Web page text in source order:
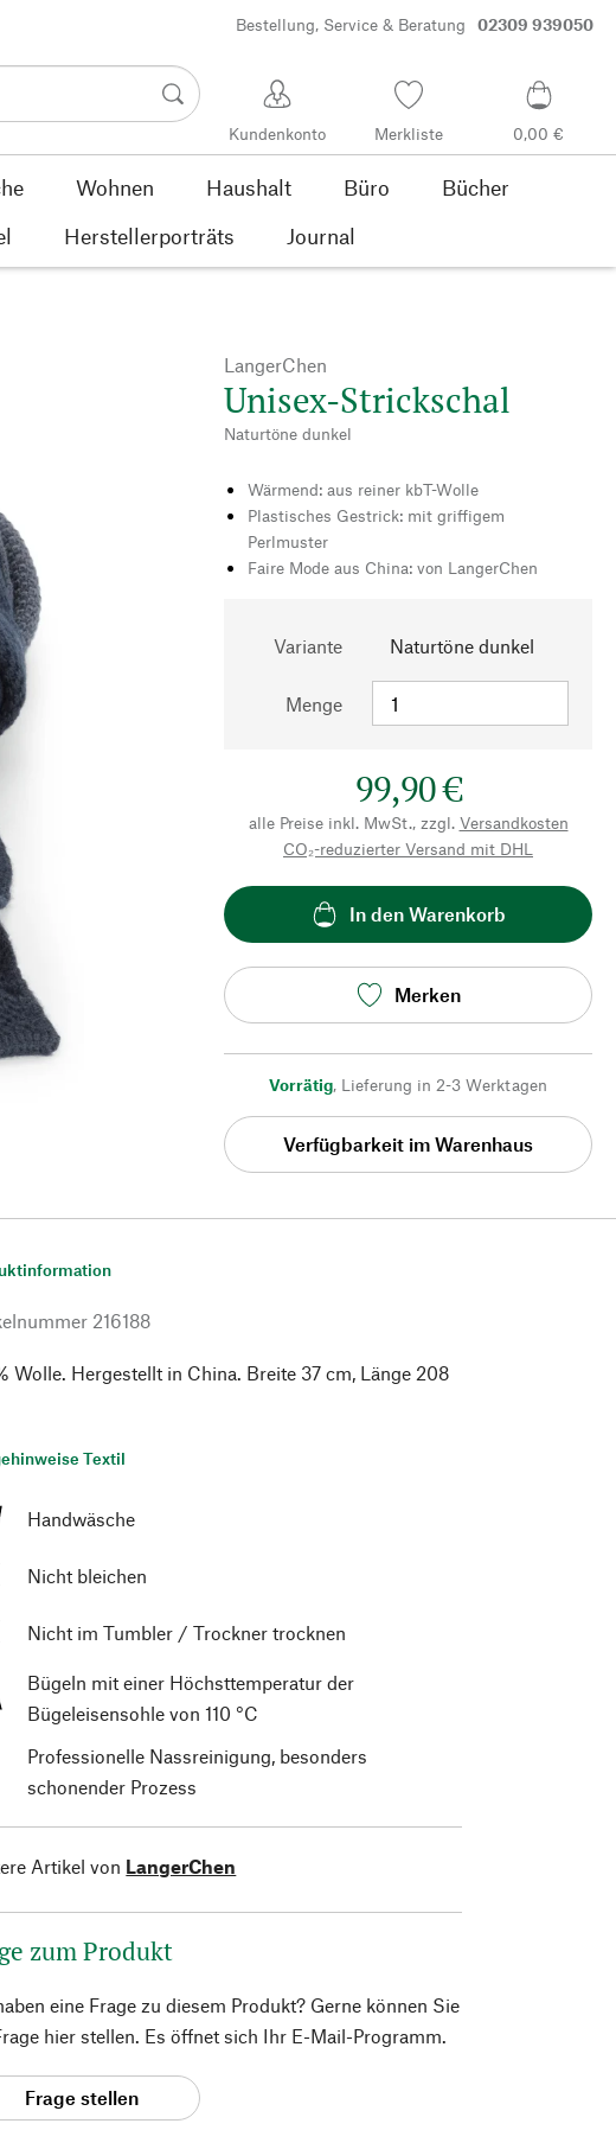
Bestellung, Service & Beratung 02309 939050
Kundenkonto Merkliste 0,00 €
Wohnen Haushalt Büro
Bücher
Herstellerporträts Journal
LangerChen
Unisex-Strickschal
Naturtöne dunkel
Wärmend: aus reiner kbT-Wolle
Plastisches Gestrick: mit griffigem
Perlmuster
Faire Mode aus China: von LangerChen
Variante Naturtöne dunkel
Menge
99,90 €
alle Preise inkl. MwSt., zzgl. Versandkosten
CO₂-reduzierter Versand mit DHL
In den Warenkorb
Merken
Vorrätig, Lieferung in 2-3 Werktagen
Verfügbarkeit im Warenhaus
216188
Wolle. Hergestellt in China. Breite 37 cm, Länge 208
Textil
Handwäsche
Nicht bleichen
Nicht im Tumbler / Trockner trocknen
Bügeln mit einer Höchsttemperatur der
Bügeleisensohle von 110 °C
Professionelle Nassreinigung, besonders
schonender Prozess
Artikel von LangerChen
zum Produkt
eine Frage zu diesem Produkt? Gerne können Sie
hier stellen. Es öffnet sich Ihr E-Mail-Programm.
Frage stellen